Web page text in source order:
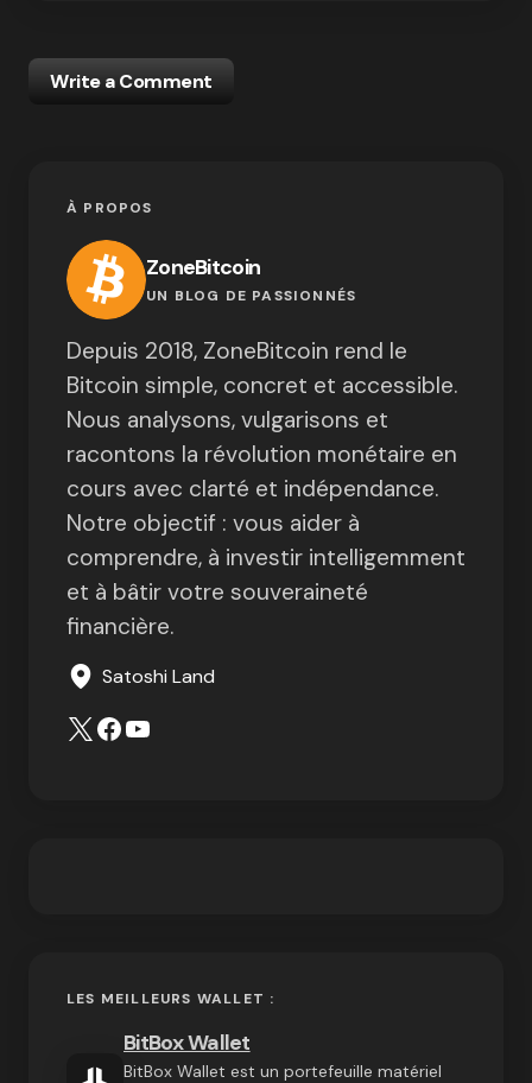
Write a Comment
À PROPOS
ZoneBitcoin
UN BLOG DE PASSIONNÉS
Depuis 2018, ZoneBitcoin rend le
Bitcoin simple, concret et accessible.
Nous analysons, vulgarisons et
racontons la révolution monétaire en
cours avec clarté et indépendance.
Notre objectif : vous aider à
comprendre, à investir intelligemment
et à bâtir votre souveraineté
financière.
Satoshi Land
LES MEILLEURS WALLET :
BitBox Wallet
BitBox Wallet est un portefeuille matériel